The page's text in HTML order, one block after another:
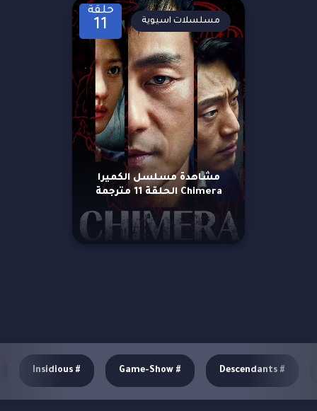
حلقة
11
مشاهدة مسلسل الكميرا
Chimera الحلقة 11 مترجمة
مسلسلات اسيوية
#
Descendants
#
Game-Show
#
Insidious